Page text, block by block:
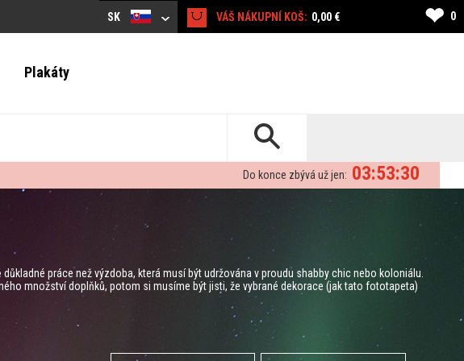
SK VÁŠ NÁKUPNÍ KOŠ: 0,00 € ❤ 0
Plakáty
03:53:30
Do konce zbývá už jen:
práce než výzdoba, která musí být udržována v proudu shabby chic nebo koloniálu.
množství doplňků, potom si musíme být jisti, že vybrané dekorace (jak tato fototapeta)